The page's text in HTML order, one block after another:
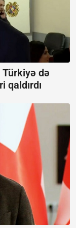
də
qaldırdı